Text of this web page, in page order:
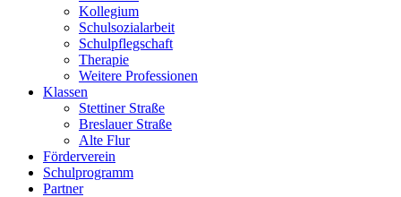
Kollegium
Schulsozialarbeit
Schulpflegschaft
Therapie
Weitere Professionen
Klassen
Stettiner Straße
Breslauer Straße
Alte Flur
Förderverein
Schulprogramm
Partner